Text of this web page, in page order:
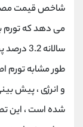
می دهد که تورم
طور مشابه تورم
شده است ، این
کانال بله